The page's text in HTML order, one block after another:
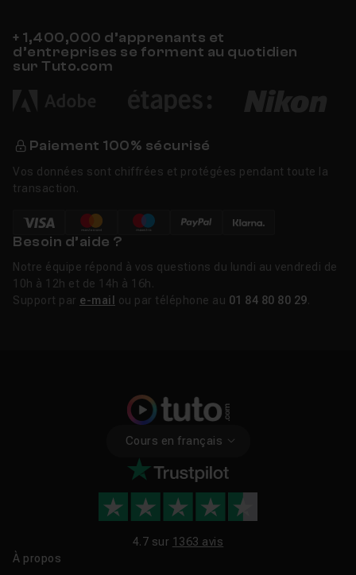
+ 1,400,000 d’apprenants et
d’entreprises se forment au quotidien
sur Tuto.com
Paiement 100% sécurisé
Vos données sont chiffrées et protégées pendant toute la
transaction.
Besoin d’aide ?
Notre équipe répond à vos questions du lundi au vendredi de
10h à 12h et de 14h à 16h.
Support par e-mail ou par téléphone au 01 84 80 80 29
Cours en français
4.7 sur 1363 avis
À propos